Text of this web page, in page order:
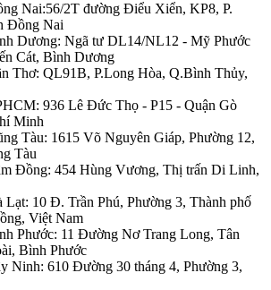
Nai:56/2T đường Điểu Xiển, KP8, P.
Đồng Nai
Dương: Ngã tư DL14/NL12 - Mỹ Phước
Cát, Bình Dương
Thơ: QL91B, P.Long Hòa, Q.Bình Thủy,
936 Lê Đức Thọ - P15 - Quận Gò
Minh
Tàu: 1615 Võ Nguyên Giáp, Phường 12,
Tàu
Đồng: 454 Hùng Vương, Thị trấn Di Linh,
10 Đ. Trần Phú, Phường 3, Thành phố
Việt Nam
Phước: 11 Đường Nơ Trang Long, Tân
Bình Phước
Ninh: 610 Đường 30 tháng 4, Phường 3,